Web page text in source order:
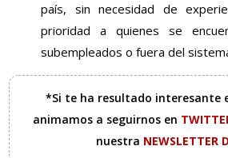
país, sin necesidad de
prioridad a quienes se
subempleados o fuera del
*Si te ha resultado interesante
animamos a seguirnos en
nuestra NEWSLETTER